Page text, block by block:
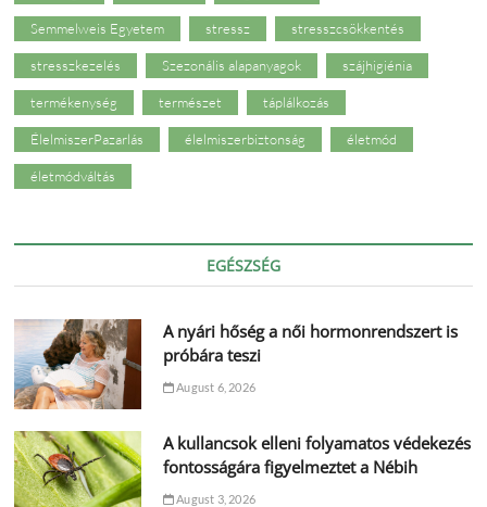
Semmelweis Egyetem stressz stresszcsökkentés
stresszkezelés Szezonális alapanyagok szájhigiénia
termékenység természet táplálkozás
ÉlelmiszerPazarlás élelmiszerbiztonság életmód
életmódváltás
EGÉSZSÉG
A nyári hőség a női hormonrendszert is
próbára teszi
August 6, 2026
A kullancsok elleni folyamatos védekezés
fontosságára figyelmeztet a Nébih
August 3, 2026